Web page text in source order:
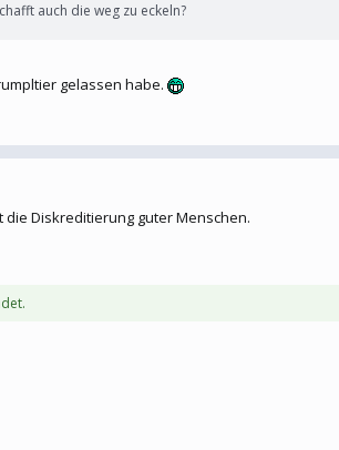
auch die weg zu eckeln?
gelassen habe.
die Diskreditierung guter Menschen.